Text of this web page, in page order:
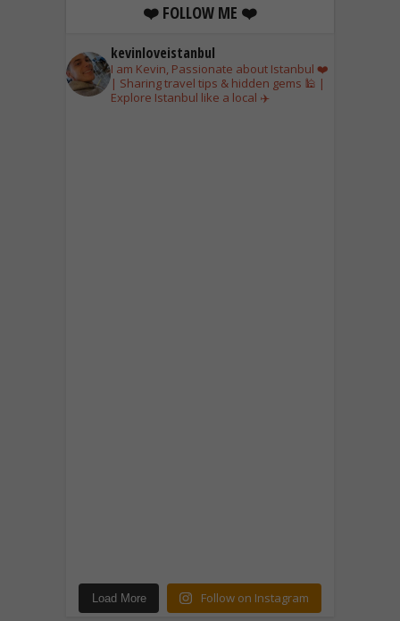
❤️ FOLLOW ME ❤️
kevinloveistanbul
I am Kevin, Passionate about Istanbul ❤️
| Sharing travel tips & hidden gems 🕌 |
Explore Istanbul like a local ✈️
Load More Follow on Instagram